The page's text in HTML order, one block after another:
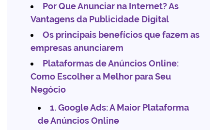
Por Que Anunciar na Internet? As
Vantagens da Publicidade Digital
Os principais benefícios que fazem as
empresas anunciarem
Plataformas de Anúncios Online:
Como Escolher a Melhor para Seu
Negócio
1. Google Ads: A Maior Plataforma
de Anúncios Online